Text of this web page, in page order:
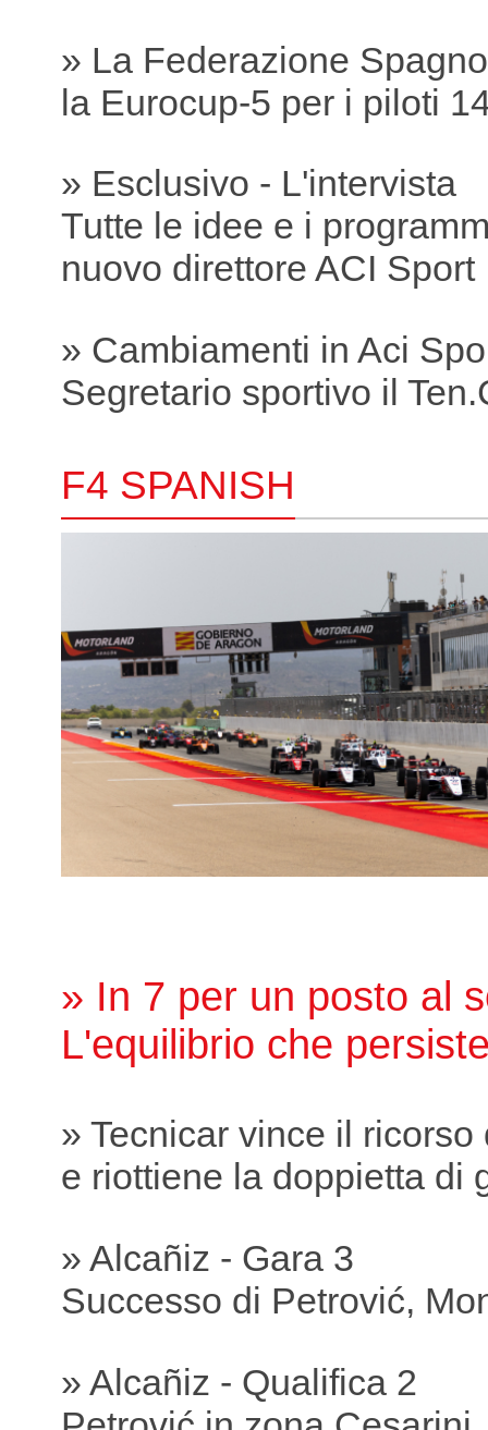
» La Federazione
la Eurocup-5 per i piloti
» Esclusivo - L'intervista
Tutte le idee e i
nuovo direttore ACI Sport
» Cambiamenti in Aci
Segretario sportivo il
F4 SPANISH
» In 7 per un posto al
L'equilibrio che
» Tecnicar vince il ricorso
e riottiene la doppietta di
» Alcañiz - Gara 3
Successo di Petrović,
» Alcañiz - Qualifica 2